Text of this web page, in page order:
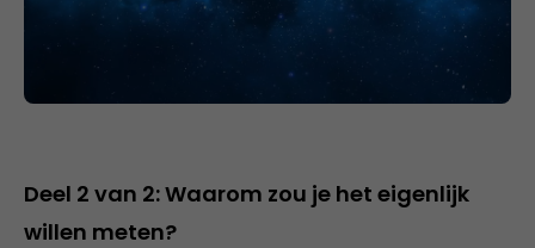
Deel 2 van 2: Waarom zou je het eigenlijk
willen meten?